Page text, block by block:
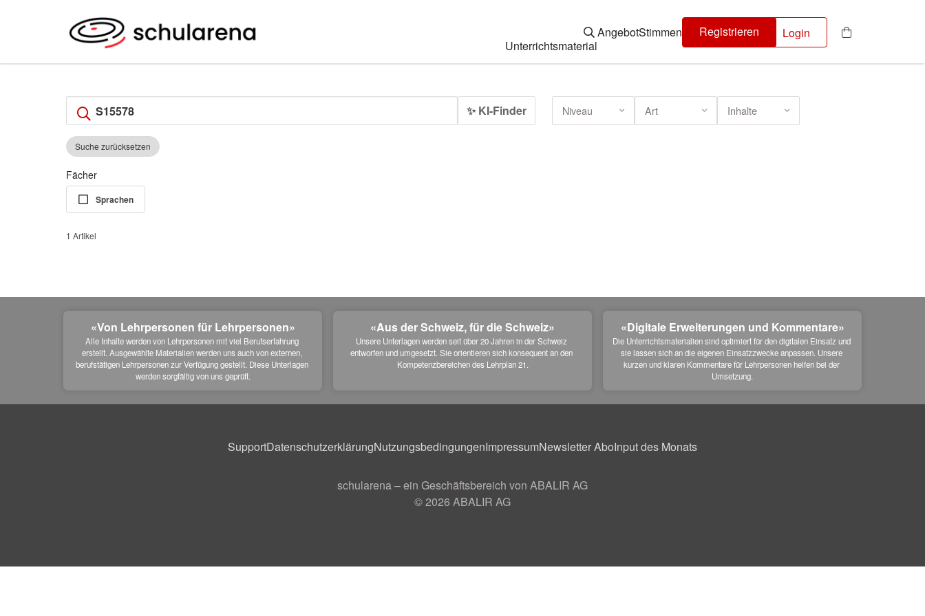
Unterrichtsmaterial
AngebotStimmen Registrieren Login
✨ KI-Finder Niveau Art Inhalte
Suche zurücksetzen
Fächer
Sprachen
1 Artikel
«Von Lehrpersonen für Lehrpersonen»
Alle Inhalte werden von Lehrpersonen mit viel Berufserfahrung
erstellt. Ausgewählte Materialien werden uns auch von externen,
berufstätigen Lehrpersonen zur Verfügung gestellt. Diese Unterlagen
werden sorgfältig von uns geprüft.
«Aus der Schweiz, für die Schweiz»
Unsere Unterlagen werden seit über 20 Jahren in der Schweiz
entworfen und umgesetzt. Sie orientieren sich konsequent an den
Kompetenzbereichen des Lehrplan 21.
«Digitale Erweiterungen und Kommentare»
Die Unterrichtsmaterialien sind optimiert für den digitalen Einsatz und
sie lassen sich an die eigenen Einsatzzwecke anpassen. Unsere
kurzen und klaren Kommentare für Lehrpersonen helfen bei der
Umsetzung.
SupportDatenschutzerklärungNutzungsbedingungenImpressumNewsletter AboInput des Monats
schularena – ein Geschäftsbereich von ABALIR AG
© 2026 ABALIR AG